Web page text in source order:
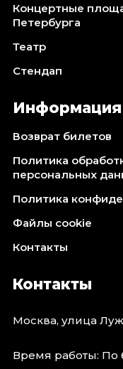
Концертные
Петербурга
Театр
Стендап
Информация
Возврат билетов
Политика
персональных
Политика
Файлы cookie
Контакты
Контакты
Москва, улица
Время работы: По